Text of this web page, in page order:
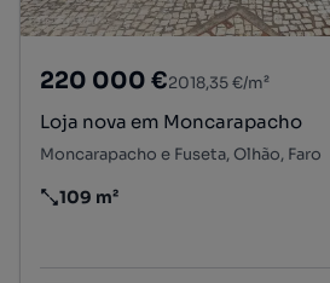
220 000 €2018,35 €/m²
Loja nova em Moncarapacho
Moncarapacho e Fuseta, Olhão, Faro
Preço por metro quadrado
109 m²